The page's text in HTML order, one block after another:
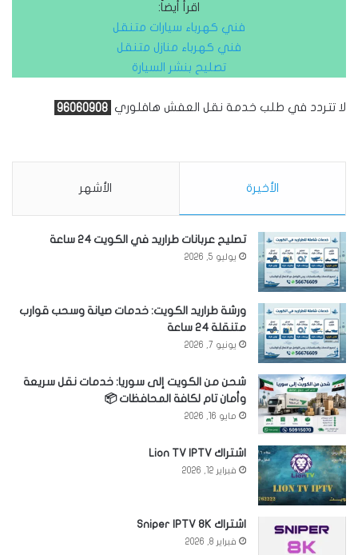
اقرأ أيضاً:
فني كهرباء سيارات متنقل
فني كهرباء منازل متنقل
تصليح بنشر السيارة
لا تتردد في طلب خدمة نقل العفش هافلوري 96060908
الأخيرة الأشهر
تصليح عربانات طراريد في الكويت 24 ساعة
يوليو 5, 2026
ورشة طراريد الكويت: خدمات صيانة وسحب قوارب
متنقلة 24 ساعة
يونيو 7, 2026
شحن من الكويت إلى سوريا: خدمات نقل سريعة
وأمان تام لكافة المحافظات 📦
مايو 16, 2026
اشتراك Lion TV IPTV
فبراير 12, 2026
اشتراك Sniper IPTV 8K
فبراير 8, 2026